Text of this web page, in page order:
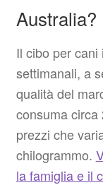
Australia?
Il cibo per
settimanali, a
qualità del
consuma circa
prezzi che
chilogrammo.
la famiglia e il